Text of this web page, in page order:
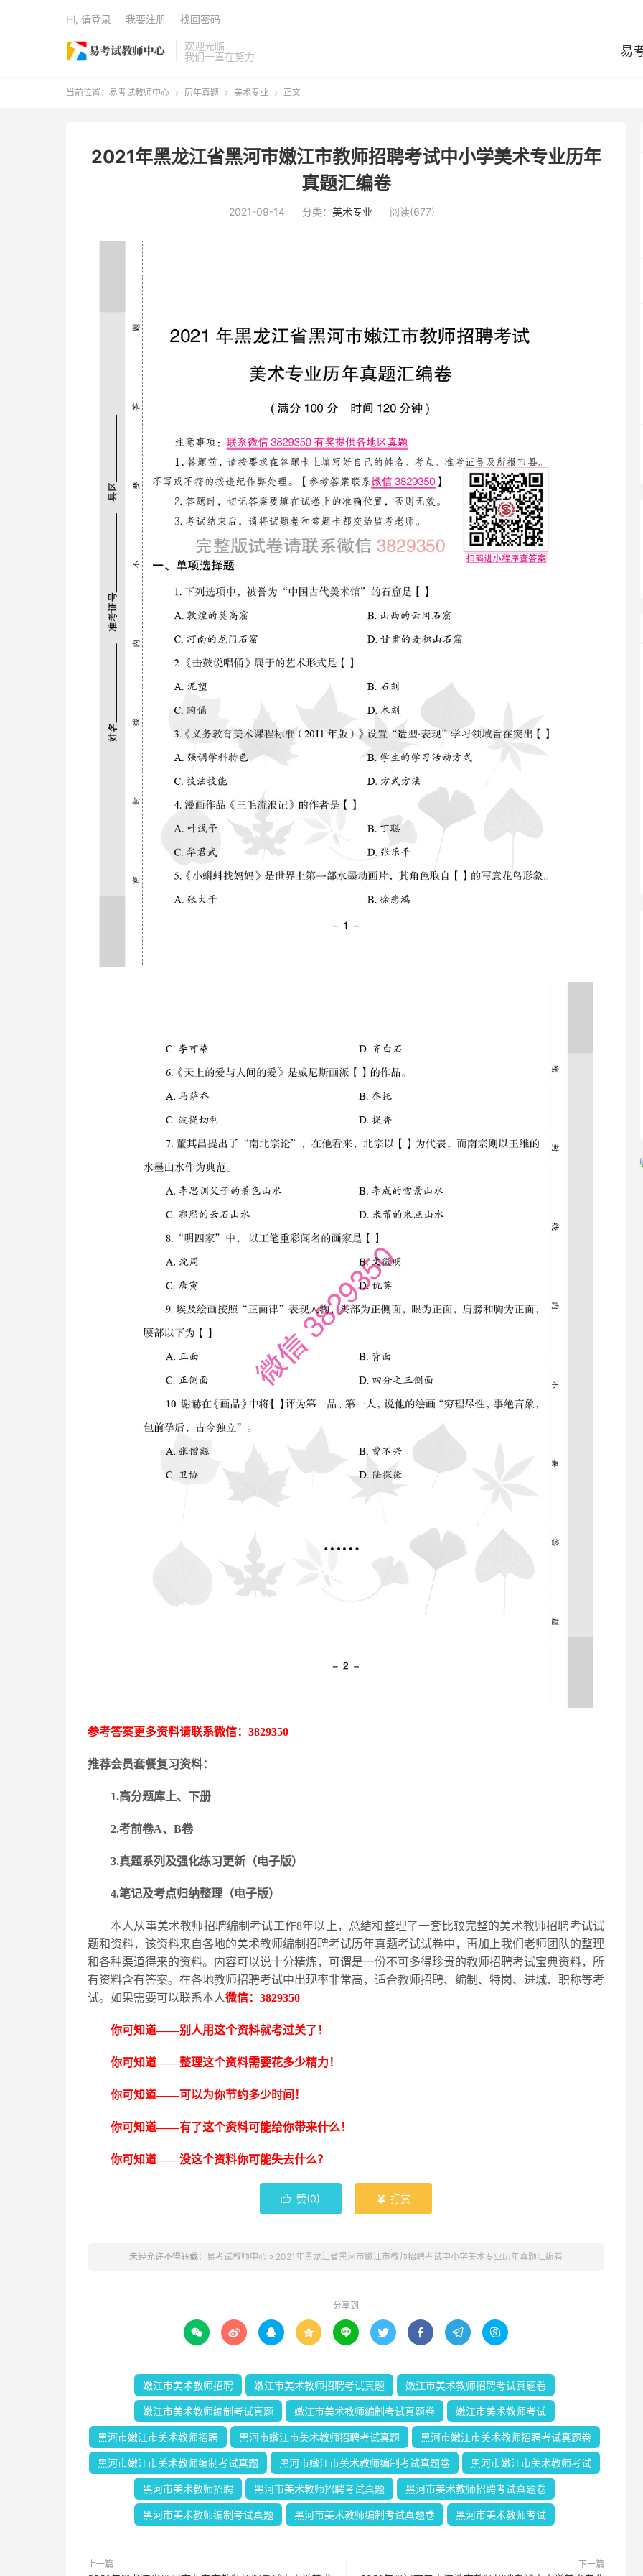
欢迎光临
我们一直在努力
易
Hi, 请登录 我要注册 找回密码
当前位置： 易考试教师中心  历年真题  美术专业  正文
2021年黑龙江省黑河市嫩江市教师招聘考试中小学美术专业历年
真题汇编卷
2021-09-14 分类： 美术专业 阅读(677)
参考答案更多资料请联系微信： 3829350
推荐会员套餐复习资料：
1.高分题库上、下册
2.考前卷A、B卷
3.真题系列及强化练习更新 （电子版）
4.笔记及考点归纳整理（电子版）
本人从事美术教师招聘编制考试工作8年以上，总结和整理了一套比较完整的美术教师招聘考试试
题和资料，该资料来自各地的美术教师编制招聘考试历年真题考试试卷中，再加上我们老师团队的整理
和各种渠道得来的资料。内容可以说十分精炼，可谓是一份不可多得珍贵的教师招聘考试宝典资料，所
有资料含有答案。在各地教师招聘考试中出现率非常高，适合教师招聘、编制、特岗、进城、职称等考
试。如果需要可以联系本人微信： 3829350
你可知道——别人用这个资料就考过关了！
你可知道——整理这个资料需要花多少精力！
你可知道——可以为你节约多少时间！
你可知道——有了这个资料可能给你带来什么！
你可知道——没这个资料你可能失去什么？
 赞(0)  打赏
未经允许不得转载： 易考试教师中心 » 2021年黑龙江省黑河市嫩江市教师招聘考试中小学美术专业历年真题汇编卷
分享到
        
嫩江市美术教师招聘 嫩江市美术教师招聘考试真题 嫩江市美术教师招聘考试真题卷
嫩江市美术教师编制考试真题 嫩江市美术教师编制考试真题卷 嫩江市美术教师考试
黑河市嫩江市美术教师招聘 黑河市嫩江市美术教师招聘考试真题 黑河市嫩江市美术教师招聘考试真题卷
黑河市嫩江市美术教师编制考试真题 黑河市嫩江市美术教师编制考试真题卷 黑河市嫩江市美术教师考试
黑河市美术教师招聘 黑河市美术教师招聘考试真题 黑河市美术教师招聘考试真题卷
黑河市美术教师编制考试真题 黑河市美术教师编制考试真题卷 黑河市美术教师考试
上一篇 下一篇